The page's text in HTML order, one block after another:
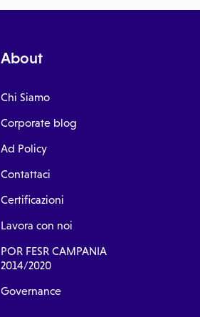
About
Chi Siamo
Corporate blog
Ad Policy
Contattaci
Certificazioni
Lavora con noi
POR FESR CAMPANIA
2014/2020
Governance